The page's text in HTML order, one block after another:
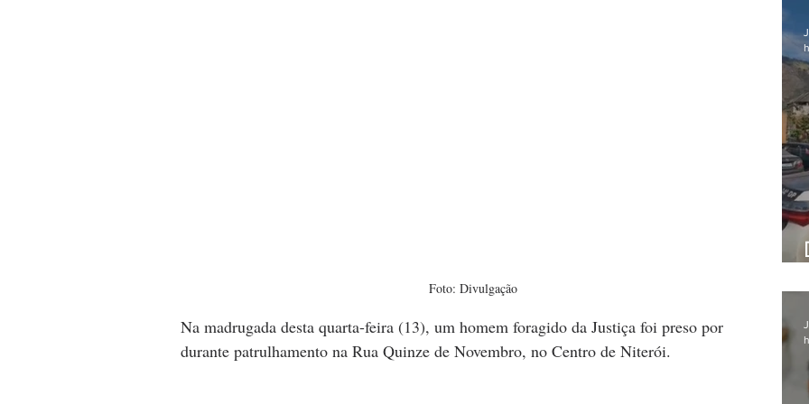
Foto: Divulgação
Na madrugada desta quarta-feira (13), um homem foragido da Justiça foi preso por
durante patrulhamento na Rua Quinze de Novembro, no Centro de Niterói.